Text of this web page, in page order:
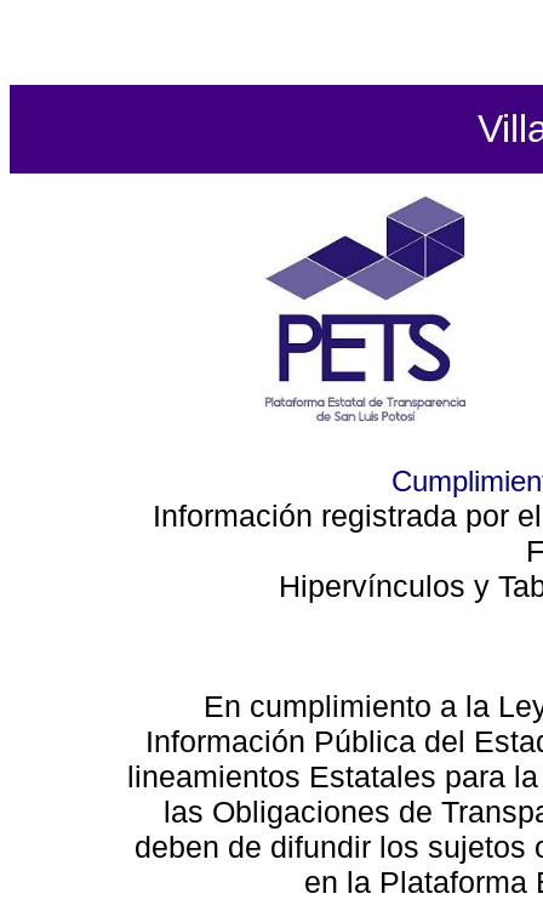
Información registrada por
Hipervínculos y
En cumplimiento a la
Información Pública del
lineamientos Estatales para
las Obligaciones de
deben de difundir los sujetos
en la Plataforma